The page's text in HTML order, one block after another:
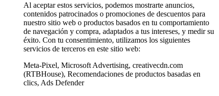
Al aceptar estos servicios, podemos mostrarte anuncios,
contenidos patrocinados o promociones de descuentos para
nuestro sitio web o productos basados en tu comportamiento
de navegación y compra, adaptados a tus intereses, y medir su
éxito. Con tu consentimiento, utilizamos los siguientes
servicios de terceros en este sitio web:
Meta-Pixel, Microsoft Advertising, creativecdn.com
(RTBHouse), Recomendaciones de productos basadas en
clics, Ads Defender